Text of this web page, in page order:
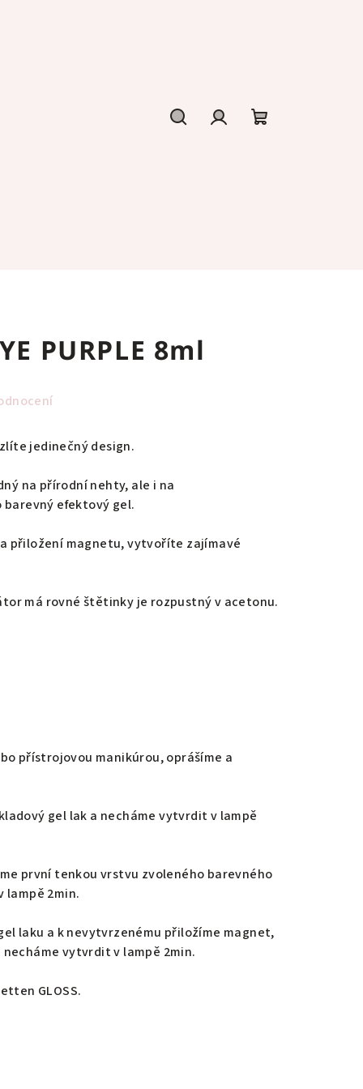
PURPLE 8ml
jedinečný design.
na přírodní nehty, ale i na
efektový gel.
přiložení magnetu, vytvoříte zajímavé
má rovné štětinky je rozpustný v acetonu.
přístrojovou manikúrou, oprášíme a
gel lak a necháme vytvrdit v lampě
první tenkou vrstvu zvoleného barevného
lampě 2min.
laku a k nevytvrzenému přiložíme magnet,
vytvrdit v lampě 2min.
GLOSS.